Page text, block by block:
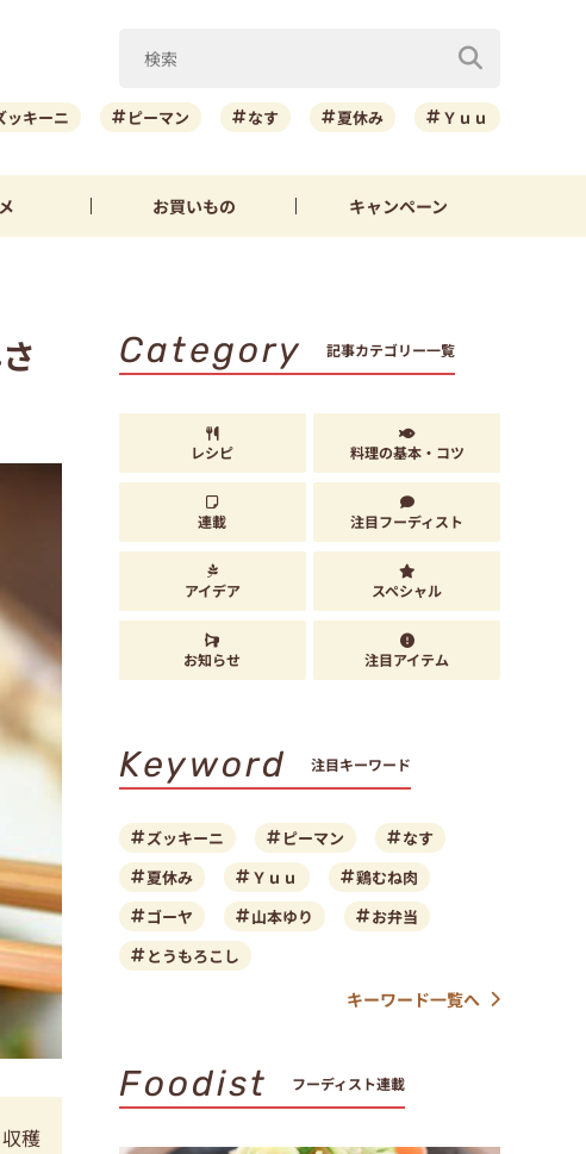
ッキーニ ピーマン なす 夏休み Ｙｕｕ
お買いもの キャンペーン
穫
Category 記事カテゴリー一覧
レシピ 料理の基本・コツ
連載 注目フーディスト
アイデア スペシャル
お知らせ 注目アイテム
Keyword 注目キーワード
ズッキーニ ピーマン
なす
夏休み
Ｙｕｕ
鶏むね肉
ゴーヤ
山本ゆり
お弁当
とうもろこし
キーワード一覧へ
Foodist フーディスト連載